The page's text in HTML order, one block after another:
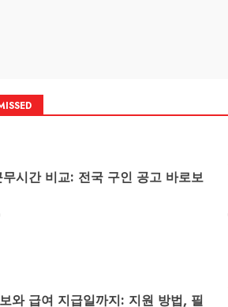
시간 비교: 전국 구인 공고 바로보
와 급여 지급일까지: 지원 방법, 필